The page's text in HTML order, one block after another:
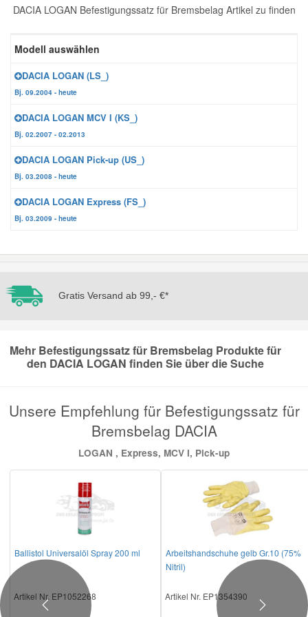
DACIA LOGAN Befestigungssatz für Bremsbelag Artikel zu finden
Modell auswählen
DACIA LOGAN (LS_)
Bj. 09.2004 - heute
DACIA LOGAN MCV I (KS_)
Bj. 02.2007 - 02.2013
DACIA LOGAN Pick-up (US_)
Bj. 03.2008 - heute
DACIA LOGAN Express (FS_)
Bj. 03.2009 - heute
Gratis Versand ab 99,- €*
Mehr Befestigungssatz für Bremsbelag Produkte für
den DACIA LOGAN finden Sie über die Suche
Unsere Empfehlung für Befestigungssatz für
Bremsbelag DACIA
LOGAN , Express, MCV I, Pick-up
Ballistol Universalöl Spray 200 ml
Artikel Nr. EP1052268
Arbeitshandschuhe gelb Gr.10 (75%
Nitril)
Artikel Nr. EP1354390
Previous Next
Reparatur-Zubehör
Schlüsselgehäuse
Winter-Autozubehör
Hyundai Ersatzteile
Jeep Ersatzteile
Kia Ersatzteile
Lancia Ersatzteile
Mini Ersatzteile
Mitsubishi Ersatzteile
Nissan Ersatzteile
Porsche Ersatzteile
Seat Ersatzteile
Skoda Ersatzteile